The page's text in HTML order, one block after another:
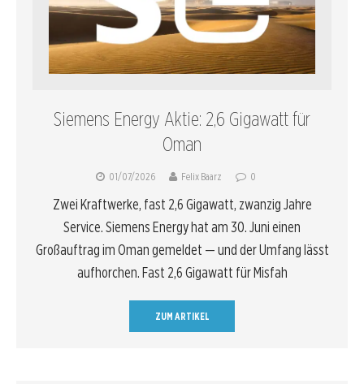
Siemens Energy Aktie: 2,6 Gigawatt für
Oman
01/07/2026 Felix Baarz 0
Zwei Kraftwerke, fast 2,6 Gigawatt, zwanzig Jahre
Service. Siemens Energy hat am 30. Juni einen
Großauftrag im Oman gemeldet — und der Umfang lässt
aufhorchen. Fast 2,6 Gigawatt für Misfah
ZUM ARTIKEL